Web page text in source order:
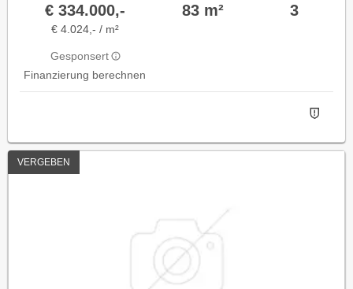
€ 334.000,-
€ 4.024,- / m²
Gesponsert
Finanzierung berechnen
83 m² 3
VERGEBEN